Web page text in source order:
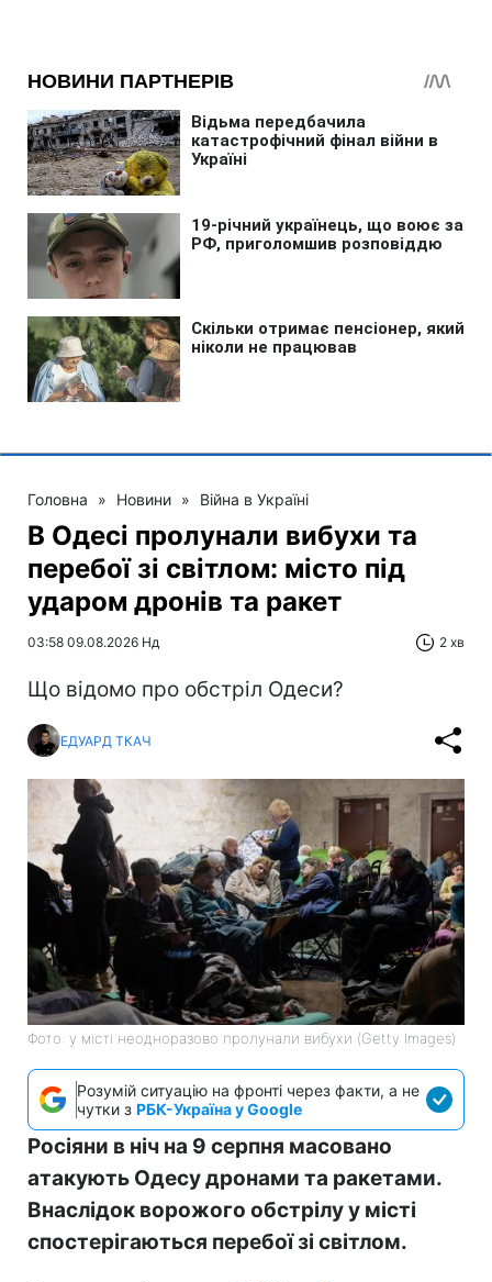
Головна » Новини » Війна в Україні
В Одесі пролунали вибухи та
перебої зі світлом: місто під
ударом дронів та ракет
03:58 09.08.2026 Нд 2 хв
Що відомо про обстріл Одеси?
ЕДУАРД ТКАЧ
Фото: у місті неодноразово пролунали вибухи (Getty Images)
Розумій ситуацію на фронті через факти, а не
чутки з РБК-Україна у Google
Росіяни в ніч на 9 серпня масовано
атакують Одесу дронами та ракетами.
Внаслідок ворожого обстрілу у місті
спостерігаються перебої зі світлом.